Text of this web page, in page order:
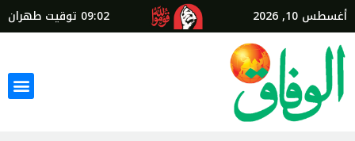
أغسطس 10, 2026 09:02 توقيت طهران